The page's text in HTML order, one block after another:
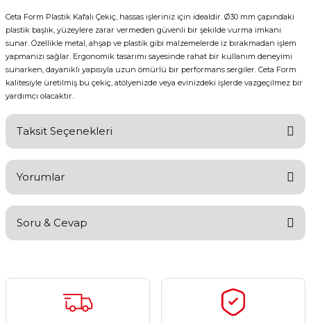
Ceta Form Plastik Kafalı Çekiç, hassas işleriniz için idealdir. Ø30 mm çapındaki
plastik başlık, yüzeylere zarar vermeden güvenli bir şekilde vurma imkanı
sunar. Özellikle metal, ahşap ve plastik gibi malzemelerde iz bırakmadan işlem
yapmanızı sağlar. Ergonomik tasarımı sayesinde rahat bir kullanım deneyimi
sunarken, dayanıklı yapısıyla uzun ömürlü bir performans sergiler. Ceta Form
kalitesiyle üretilmiş bu çekiç, atölyenizde veya evinizdeki işlerde vazgeçilmez bir
yardımcı olacaktır.
Taksit Seçenekleri
Yorumlar
Yorum Yaz
Soru & Cevap
Ürün hakkında henüz soru sorulmamış.